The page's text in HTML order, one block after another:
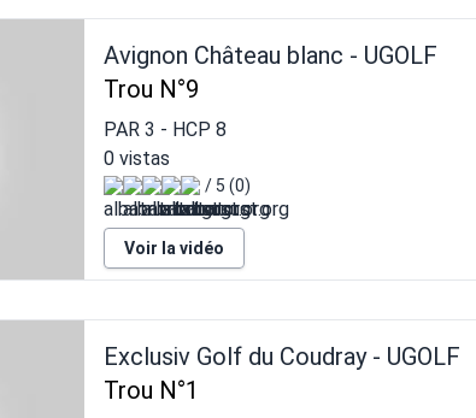
Avignon Château blanc - UGOLF
Trou N°9
PAR 3 - HCP 8
0 vistas
/ 5 (0)
Voir la vidéo
Exclusiv Golf du Coudray - UGOLF
Trou N°1